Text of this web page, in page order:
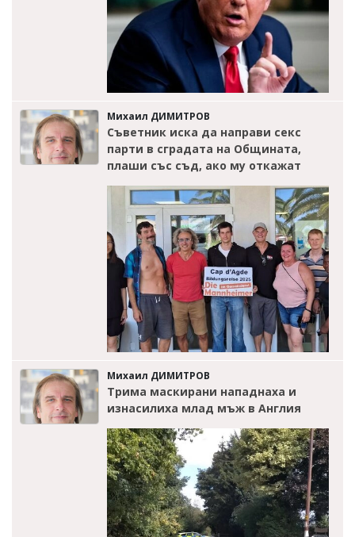
Михаил ДИМИТРОВ
Съветник иска да направи секс
парти в сградата на Общината,
плаши със съд, ако му откажат
Михаил ДИМИТРОВ
Трима маскирани нападнаха и
изнасилиха млад мъж в Англия